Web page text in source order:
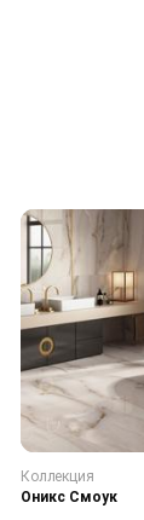
Коллекция
Оникс Смоук